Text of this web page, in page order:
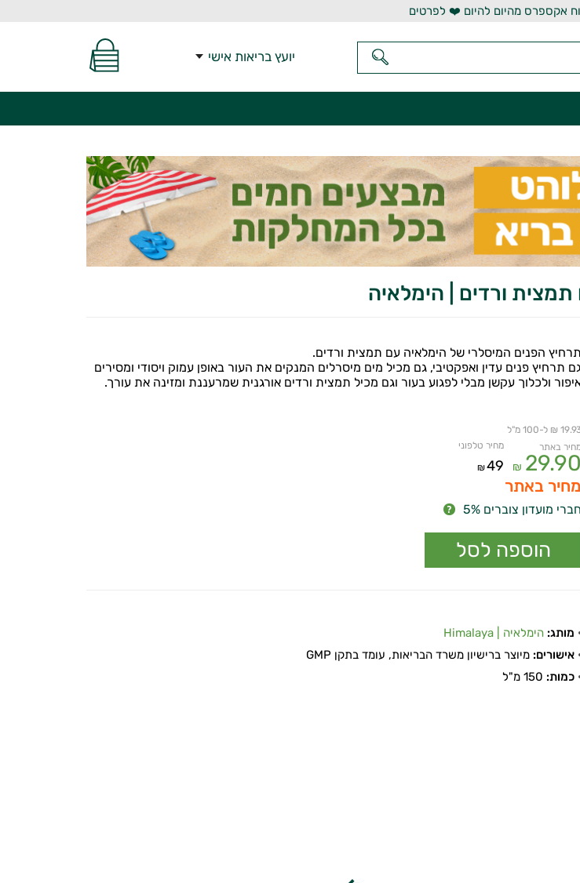
אקספרס מהיום להיום ❤️ לפרטים
יועץ בריאות אישי
ורדים | הימלאיה
תרחיץ הפנים המיסלרי של הימלאיה עם תמצית ורדים.
תרחיץ פנים עדין ואפקטיבי, גם מכיל מים מיסרלים המנקים את העור באופן עמוק ויסודי ומסירים
ולכלוך עקשן מבלי לפגוע בעור וגם מכיל תמצית ורדים אורגנית שמרעננת ומזינה את עורך.
₪ ל-100 מ"ל
באתר
29.90
₪
מחיר טלפוני
49
₪
מחיר באתר
חברי מועדון צוברים 5%
מותג: הימלאיה | Himalaya
אישורים: מיוצר ברישיון משרד הבריאות, עומד בתקן GMP
כמות: